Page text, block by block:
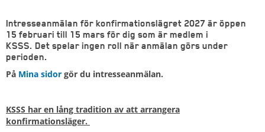
Intresseanmälan för konfirmationslägret 2027 är öppen
15 februari till 15 mars för dig som är medlem i
KSSS. Det spelar ingen roll när anmälan görs under
perioden.
På Mina sidor gör du intresseanmälan.
KSSS har en lång tradition av att arrangera
konfirmationsläger.